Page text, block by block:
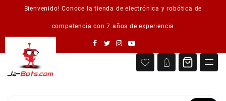
Bienvenido! Conoce la tienda de electrónica y robótica de
competencia con 7 años de experiencia